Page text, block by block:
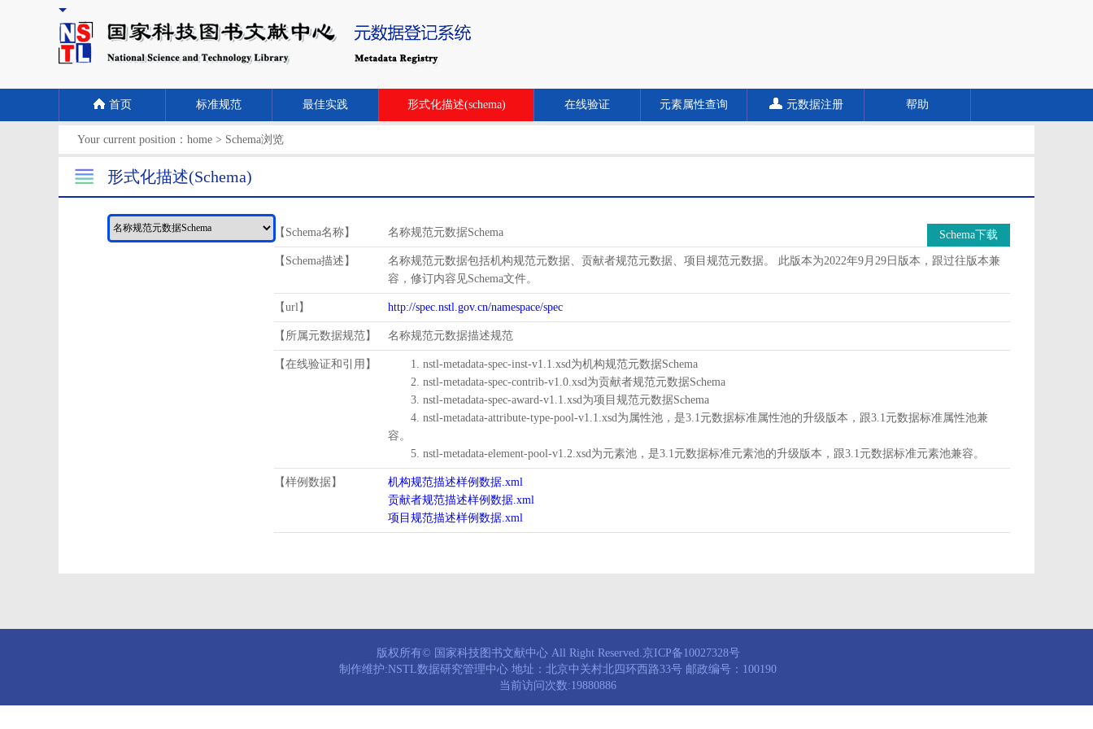
首页 标准规范 最佳实践 形式化描述(schema) 在线验证 元素属性查询 元数据注册 帮助
Your current position： home > Schema浏览
形式化描述(Schema)
【Schema名称】 名称规范元数据Schema Schema下载
【Schema描述】
名称规范元数据包括机构规范元数据、贡献者规范元数据、项目规范元数据。 此版本为2022年9月29日版本，跟过往版本兼
容，修订内容见Schema文件。
【url】 http://spec.nstl.gov.cn/namespace/spec
【所属元数据规范】 名称规范元数据描述规范
【在线验证和引用】
1. nstl-metadata-spec-inst-v1.1.xsd为机构规范元数据Schema
2. nstl-metadata-spec-contrib-v1.0.xsd为贡献者规范元数据Schema
3. nstl-metadata-spec-award-v1.1.xsd为项目规范元数据Schema
4. nstl-metadata-attribute-type-pool-v1.1.xsd为属性池，是3.1元数据标准属性池的升级版本，跟3.1元数据标准属性池兼
容。
5. nstl-metadata-element-pool-v1.2.xsd为元素池，是3.1元数据标准元素池的升级版本，跟3.1元数据标准元素池兼容。
【样例数据】
机构规范描述样例数据.xml
贡献者规范描述样例数据.xml
项目规范描述样例数据.xml
版权所有© 国家科技图书文献中心 All Right Reserved.京ICP备10027328号
制作维护:NSTL数据研究管理中心 地址：北京中关村北四环西路33号 邮政编号：100190
当前访问次数:19880886